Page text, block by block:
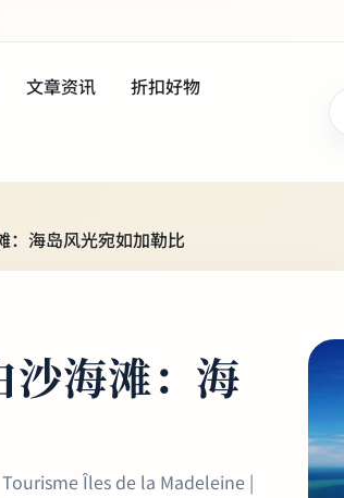
文章资讯 折扣好物
：海岛风光宛如加勒比
沙海滩：海
Îles de la Madeleine |